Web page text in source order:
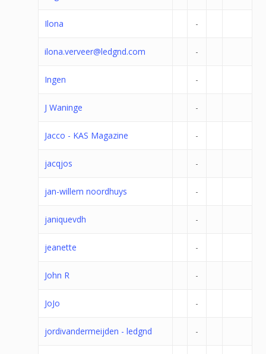
Ilona -
ilona.verveer@ledgnd.com -
Ingen -
J Waninge -
Jacco - KAS Magazine -
jacqjos -
jan-willem noordhuys -
janiquevdh -
jeanette -
John R -
JoJo -
jordivandermeijden - ledgnd -